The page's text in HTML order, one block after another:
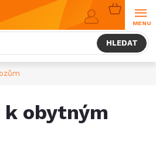
HLEDAT
NÁKUPNÍ
KOŠÍK
k obytným